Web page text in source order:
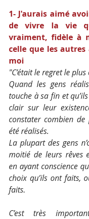
1- J'aurais aimé
de vivre la vie
vraiment, fidèle à
celle que les
moi
"C’était le regret le
Quand les gens
touche à sa fin et
clair sur leur
constater combien de
été réalisés.
La plupart des gens
moitié de leurs rêves
en ayant conscience
choix qu’ils ont faits,
faits.
C’est très